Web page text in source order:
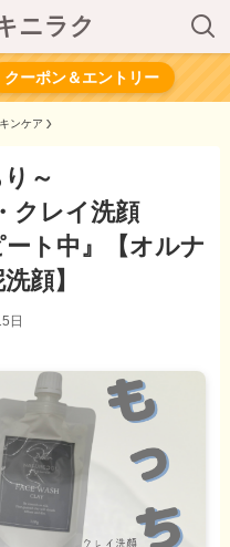
ニラク
クーポン＆エントリー
ンケア
～
クレイ洗顔
ト中』【オルナ
顔】
日